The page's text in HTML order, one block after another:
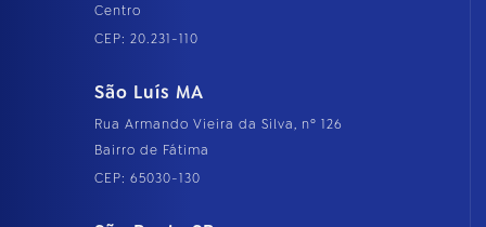
Centro
CEP: 20.231-110
São Luís MA
Rua Armando Vieira da Silva, nº 126
Bairro de Fátima
CEP: 65030-130